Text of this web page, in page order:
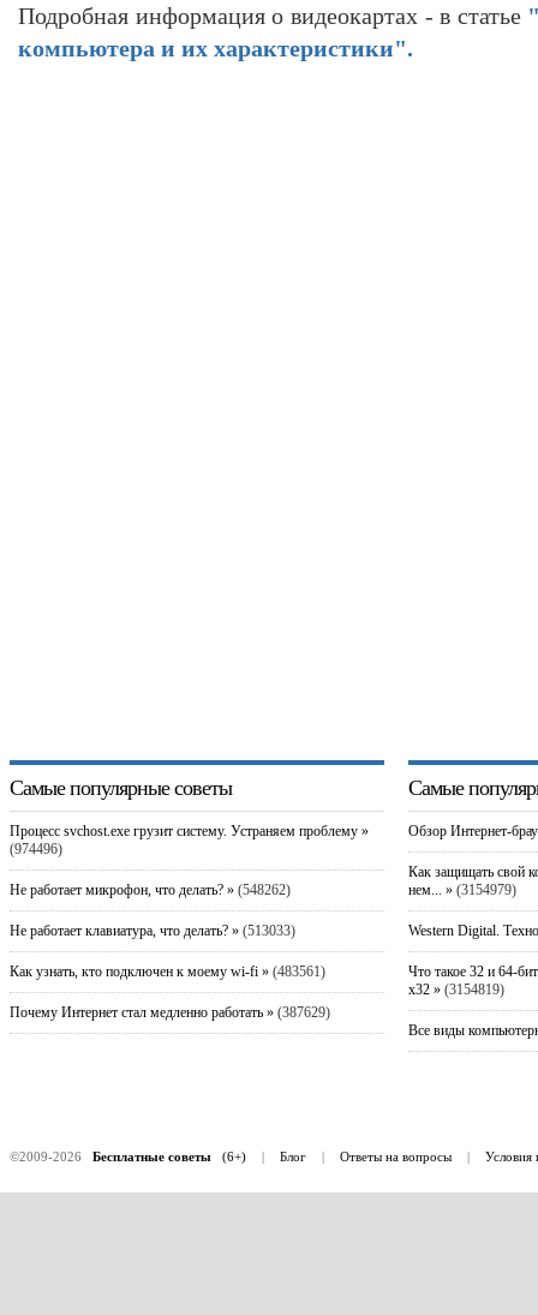
Подробная информация о видеокартах - в статье
компьютера и их характеристики".
Самые популярные советы
Процесс svchost.exe грузит систему. Устраняем проблему »
(974496)
Не работает микрофон, что делать? »(548262)
Не работает клавиатура, что делать? »(513033)
Как узнать, кто подключен к моему wi-fi »(483561)
Почему Интернет стал медленно работать »(387629)
Самые
Обзор Интернет-
Как защищать свой
нем... »(3154979)
Western Digital.
Что такое 32 и 64-
x32 »(3154819)
Все виды
©2009-2026 Бесплатные советы(6+) | Блог | Ответы на вопросы | Условия